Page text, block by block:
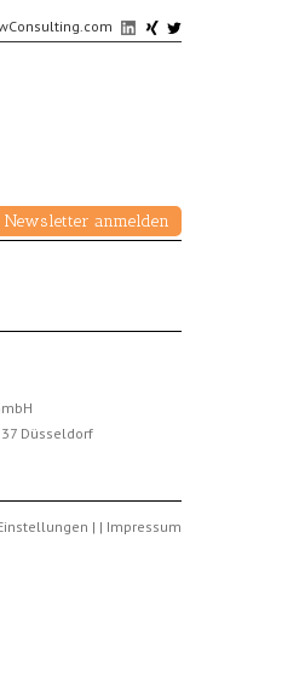
Newsletter anmelden
Düsseldorf
| | Impressum